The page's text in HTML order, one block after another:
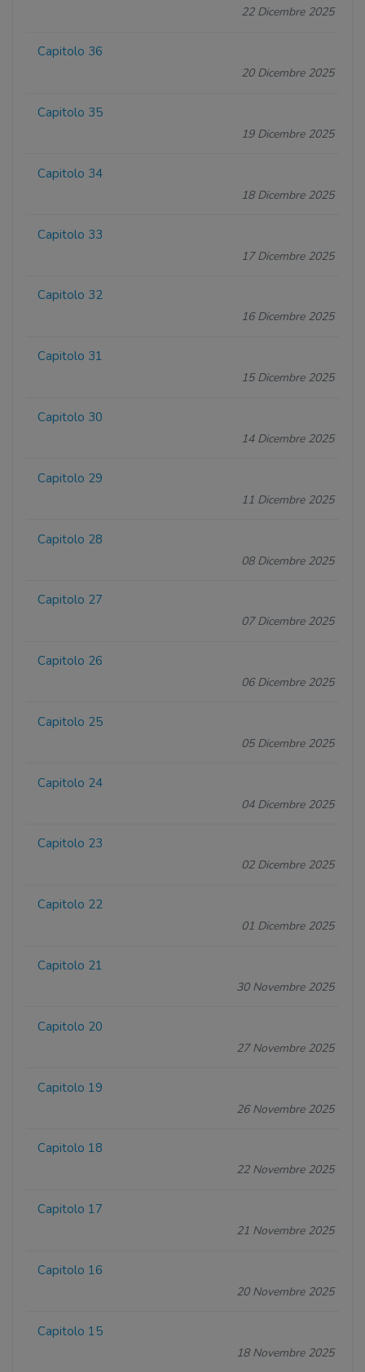
22 Dicembre 2025
Capitolo 36
20 Dicembre 2025
Capitolo 35
19 Dicembre 2025
Capitolo 34
18 Dicembre 2025
Capitolo 33
17 Dicembre 2025
Capitolo 32
16 Dicembre 2025
Capitolo 31
15 Dicembre 2025
Capitolo 30
14 Dicembre 2025
Capitolo 29
11 Dicembre 2025
Capitolo 28
08 Dicembre 2025
Capitolo 27
07 Dicembre 2025
Capitolo 26
06 Dicembre 2025
Capitolo 25
05 Dicembre 2025
Capitolo 24
04 Dicembre 2025
Capitolo 23
02 Dicembre 2025
Capitolo 22
01 Dicembre 2025
Capitolo 21
30 Novembre 2025
Capitolo 20
27 Novembre 2025
Capitolo 19
26 Novembre 2025
Capitolo 18
22 Novembre 2025
Capitolo 17
21 Novembre 2025
Capitolo 16
20 Novembre 2025
Capitolo 15
18 Novembre 2025